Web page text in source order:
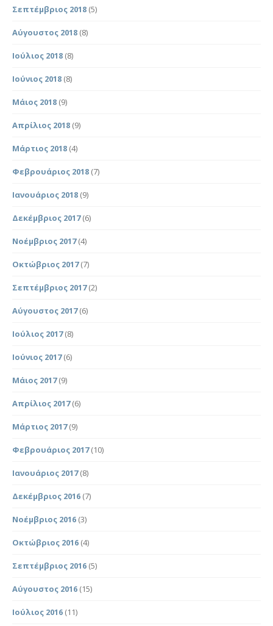
Σεπτέμβριος 2018 (5)
Αύγουστος 2018 (8)
Ιούλιος 2018 (8)
Ιούνιος 2018 (8)
Μάιος 2018 (9)
Απρίλιος 2018 (9)
Μάρτιος 2018 (4)
Φεβρουάριος 2018 (7)
Ιανουάριος 2018 (9)
Δεκέμβριος 2017(6)
Νοέμβριος 2017(4)
Οκτώβριος 2017(7)
Σεπτέμβριος 2017(2)
Αύγουστος 2017(6)
Ιούλιος 2017(8)
Ιούνιος 2017(6)
Μάιος 2017(9)
Απρίλιος 2017(6)
Μάρτιος 2017(9)
Φεβρουάριος 2017(10)
Ιανουάριος 2017(8)
Δεκέμβριος 2016 (7)
Νοέμβριος 2016 (3)
Οκτώβριος 2016 (4)
Σεπτέμβριος 2016 (5)
Αύγουστος 2016 (15)
Ιούλιος 2016 (11)